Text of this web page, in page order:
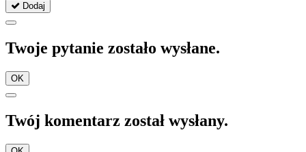
Dodaj
Twoje pytanie zostało wysłane.
OK
Twój komentarz został wysłany.